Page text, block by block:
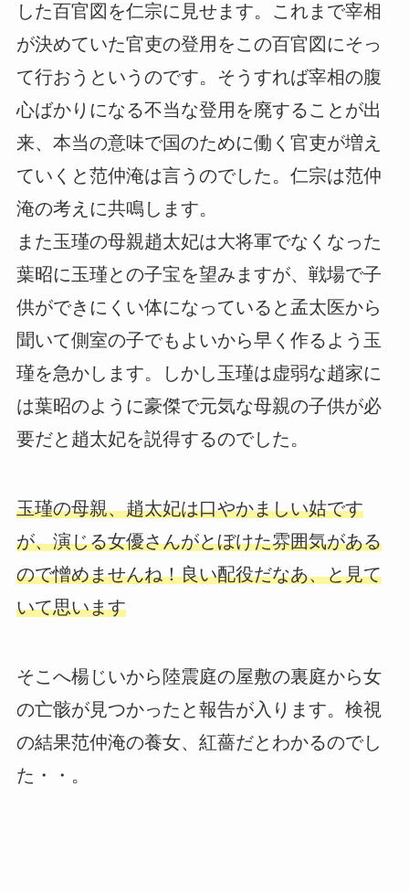
した百官図を仁宗に見せます。これまで宰相
が決めていた官吏の登用をこの百官図にそっ
て行おうというのです。そうすれば宰相の腹
心ばかりになる不当な登用を廃することが出
来、本当の意味で国のために働く官吏が増え
ていくと范仲淹は言うのでした。仁宗は范仲
淹の考えに共鳴します。
また玉瑾の母親趙太妃は大将軍でなくなった
葉昭に玉瑾との子宝を望みますが、戦場で子
供ができにくい体になっていると孟太医から
聞いて側室の子でもよいから早く作るよう玉
瑾を急かします。しかし玉瑾は虚弱な趙家に
は葉昭のように豪傑で元気な母親の子供が必
要だと趙太妃を説得するのでした。
玉瑾の母親、趙太妃は口やかましい姑です
が、演じる女優さんがとぼけた雰囲気がある
ので憎めませんね！良い配役だなあ、と見て
いて思います
そこへ楊じいから陸震庭の屋敷の裏庭から女
の亡骸が見つかったと報告が入ります。検視
の結果范仲淹の養女、紅薔だとわかるのでし
た・・。